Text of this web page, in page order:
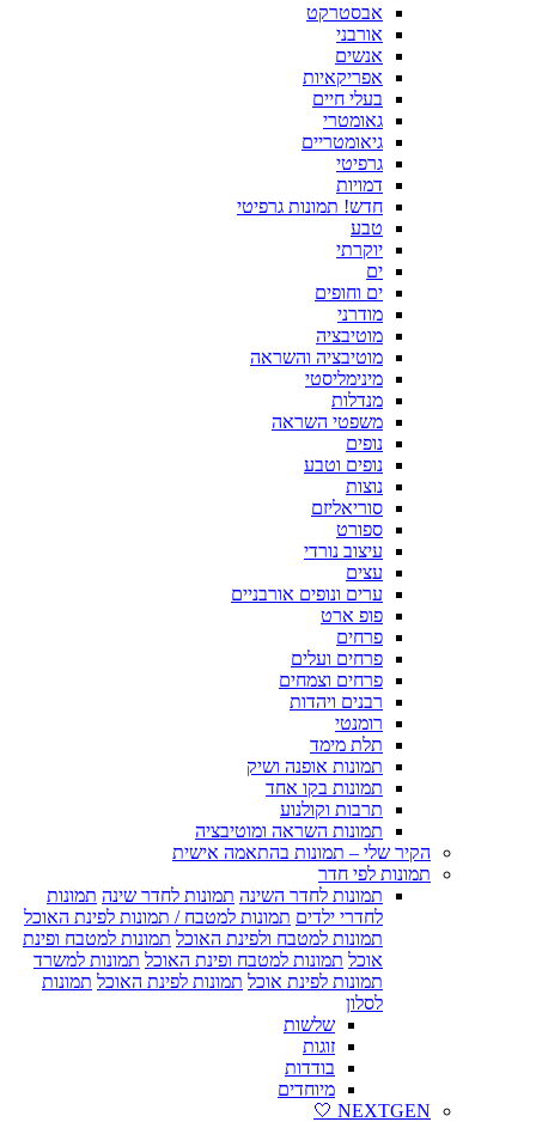
אבסטרקט
אורבני
אנשים
אפריקאיות
בעלי חיים
גאומטרי
גיאומטריים
גרפיטי
דמויות
חדש! תמונות גרפיטי
טבע
יוקרתי
ים
ים וחופים
מודרני
מוטיבציה
מוטיבציה והשראה
מינימליסטי
מנדלות
משפטי השראה
נופים
נופים וטבע
נוצות
סוריאליזם
ספורט
עיצוב נורדי
עצים
ערים ונופים אורבניים
פופ ארט
פרחים
פרחים ועלים
פרחים וצמחים
רבנים ויהדות
רומנטי
תלת מימד
תמונות אופנה ושיק
תמונות בקו אחד
תרבות וקולנוע
תמונות השראה ומוטיבציה
הקיר שלי – תמונות בהתאמה אישית
תמונות לפי חדר
תמונות לחדר השינה תמונות לחדר שינה תמונות
לחדרי ילדים תמונות למטבח / תמונות לפינת האוכל
תמונות למטבח ולפינת האוכל תמונות למטבח ופינת
אוכל תמונות למטבח ופינת האוכל תמונות למשרד
תמונות לפינת אוכל תמונות לפינת האוכל תמונות
לסלון
שלשות
זוגות
בודדות
מיוחדים
NEXTGEN 🤍